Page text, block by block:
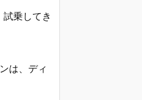
乗してき
は、ディ